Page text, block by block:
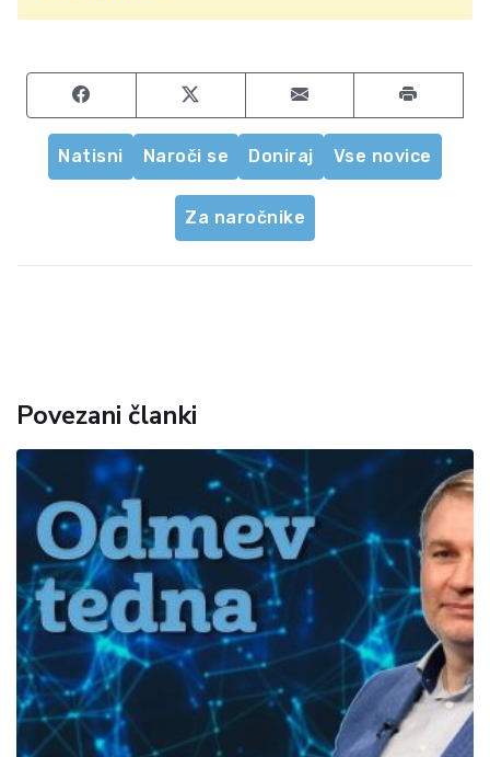
Share on FacebookShare on TwitterShare by email
Natisni Naroči se Doniraj Vse novice
Za naročnike
Povezani članki